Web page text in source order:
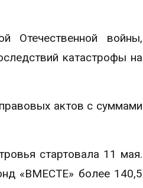
Отечественной войны,
катастрофы на
актов с суммами
стартовала 11 мая.
«ВМЕСТЕ» более 140,5